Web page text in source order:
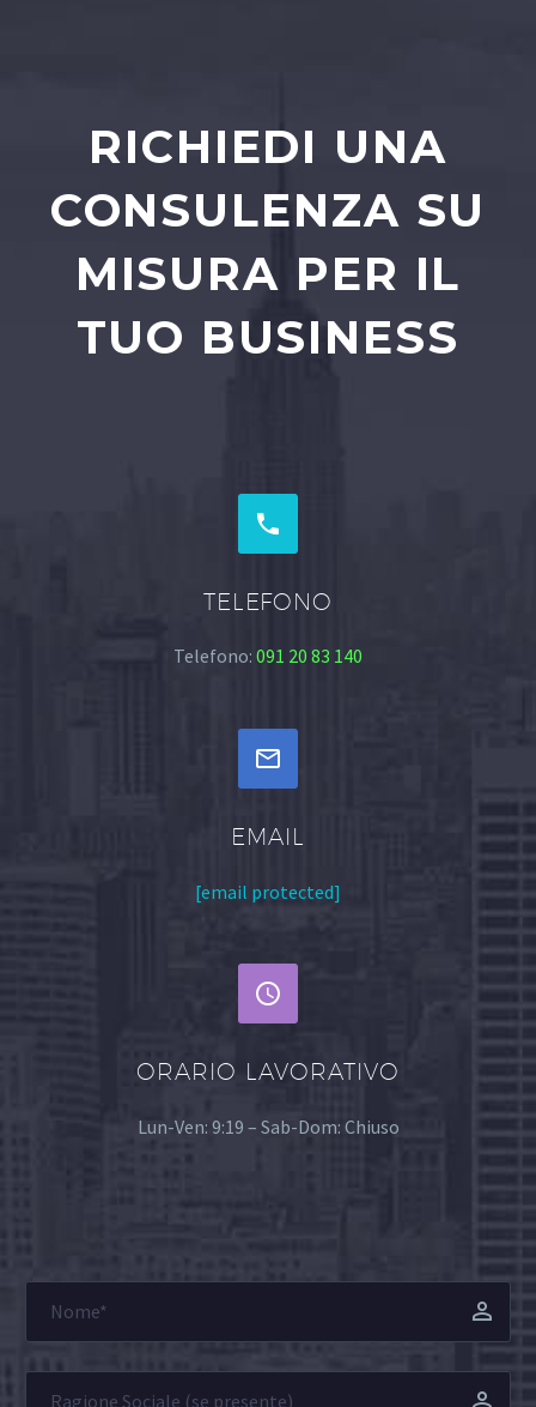
RICHIEDI UNA
CONSULENZA SU
MISURA PER IL
TUO BUSINESS


TELEFONO
Telefono: 091 20 83 140


EMAIL
[email protected]


ORARIO LAVORATIVO
Lun-Ven: 9:19 – Sab-Dom: Chiuso